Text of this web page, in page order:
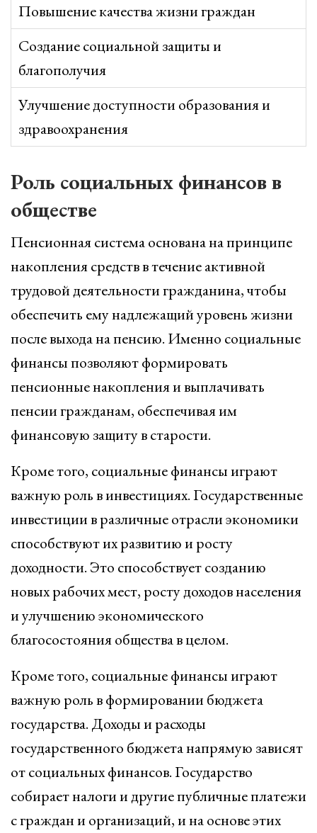
Повышение качества жизни граждан
Создание социальной защиты и
благополучия
Улучшение доступности образования и
здравоохранения
Роль социальных финансов в
обществе
Пенсионная система основана на принципе
накопления средств в течение активной
трудовой деятельности гражданина, чтобы
обеспечить ему надлежащий уровень жизни
после выхода на пенсию. Именно социальные
финансы позволяют формировать
пенсионные накопления и выплачивать
пенсии гражданам, обеспечивая им
финансовую защиту в старости.
Кроме того, социальные финансы играют
важную роль в инвестициях. Государственные
инвестиции в различные отрасли экономики
способствуют их развитию и росту
доходности. Это способствует созданию
новых рабочих мест, росту доходов населения
и улучшению экономического
благосостояния общества в целом.
Кроме того, социальные финансы играют
важную роль в формировании бюджета
государства. Доходы и расходы
государственного бюджета напрямую зависят
от социальных финансов. Государство
собирает налоги и другие публичные платежи
с граждан и организаций, и на основе этих